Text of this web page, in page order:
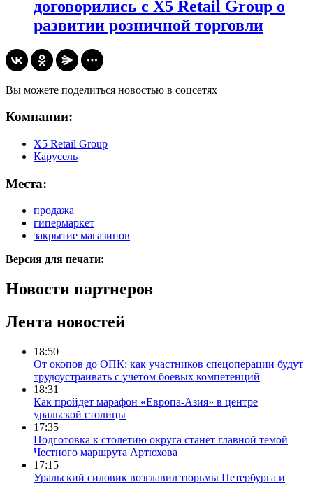
договорились с X5 Retail Group о
развитии розничной торговли
Вы можете поделиться новостью в соцсетях
Компании:
X5 Retail Group
Карусель
Места:
продажа
гипермаркет
закрытие магазинов
Версия для печати:
Новости партнеров
Лента новостей
18:50
От окопов до ОПК: как участников спецоперации будут
трудоустраивать с учетом боевых компетенций
18:31
Как пройдет марафон «Европа-Азия» в центре
уральской столицы
17:35
Подготовка к столетию округа станет главной темой
Честного маршрута Артюхова
17:15
Уральский силовик возглавил тюрьмы Петербурга и